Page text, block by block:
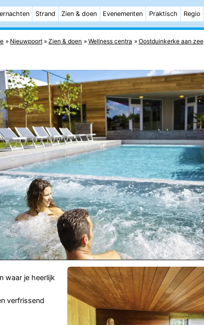
Strand Zien & doen Evenementen Praktisch Regio
Nieuwpoort Zien & doen Wellness centra Oostduinkerke aan zee
waar je heerlijk
verfrissend